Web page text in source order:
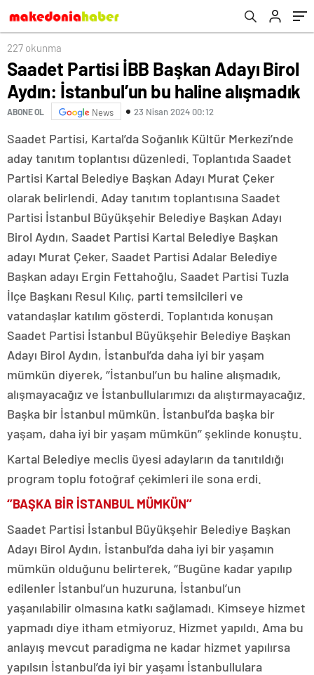
227 okunma
Saadet Partisi İBB Başkan Adayı Birol
Aydın: İstanbul’un bu haline alışmadık
ABONE OL News 23 Nisan 2024 00:12
Saadet Partisi, Kartal’da Soğanlık Kültür Merkezi’nde
aday tanıtım toplantısı düzenledi. Toplantıda Saadet
Partisi Kartal Belediye Başkan Adayı Murat Çeker
olarak belirlendi. Aday tanıtım toplantısına Saadet
Partisi İstanbul Büyükşehir Belediye Başkan Adayı
Birol Aydın, Saadet Partisi Kartal Belediye Başkan
adayı Murat Çeker, Saadet Partisi Adalar Belediye
Başkan adayı Ergin Fettahoğlu, Saadet Partisi Tuzla
İlçe Başkanı Resul Kılıç, parti temsilcileri ve
vatandaşlar katılım gösterdi. Toplantıda konuşan
Saadet Partisi İstanbul Büyükşehir Belediye Başkan
Adayı Birol Aydın, İstanbul’da daha iyi bir yaşam
mümkün diyerek, ‘’İstanbul’un bu haline alışmadık,
alışmayacağız ve İstanbullularımızı da alıştırmayacağız.
Başka bir İstanbul mümkün. İstanbul’da başka bir
yaşam, daha iyi bir yaşam mümkün’’ şeklinde konuştu.
Kartal Belediye meclis üyesi adayların da tanıtıldığı
program toplu fotoğraf çekimleri ile sona erdi.
‘’BAŞKA BİR İSTANBUL MÜMKÜN’’
Saadet Partisi İstanbul Büyükşehir Belediye Başkan
Adayı Birol Aydın, İstanbul’da daha iyi bir yaşamın
mümkün olduğunu belirterek, ‘’Bugüne kadar yapılıp
edilenler İstanbul’un huzuruna, İstanbul’un
yaşanılabilir olmasına katkı sağlamadı. Kimseye hizmet
yapmadı diye itham etmiyoruz. Hizmet yapıldı. Ama bu
anlayış mevcut paradigma ne kadar hizmet yapılırsa
yapılsın İstanbul’da iyi bir yaşamı İstanbullulara